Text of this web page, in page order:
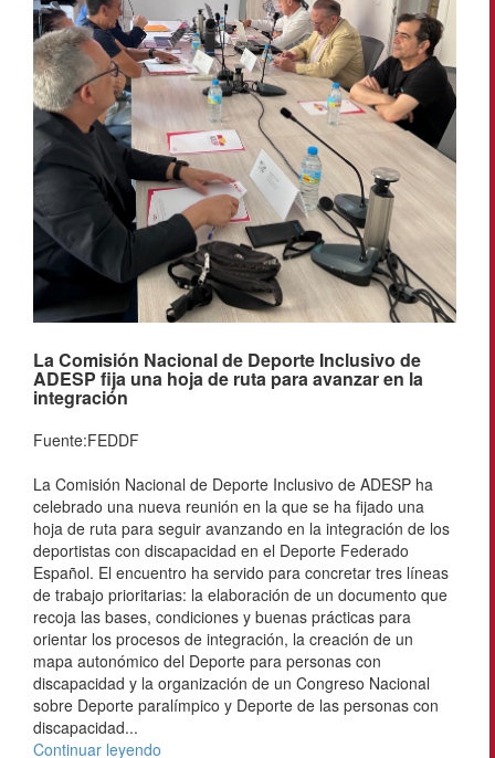
La Comisión Nacional de Deporte Inclusivo de
ADESP fija una hoja de ruta para avanzar en la
integración
Fuente:FEDDF
La Comisión Nacional de Deporte Inclusivo de ADESP ha
celebrado una nueva reunión en la que se ha fijado una
hoja de ruta para seguir avanzando en la integración de los
deportistas con discapacidad en el Deporte Federado
Español. El encuentro ha servido para concretar tres líneas
de trabajo prioritarias: la elaboración de un documento que
recoja las bases, condiciones y buenas prácticas para
orientar los procesos de integración, la creación de un
mapa autonómico del Deporte para personas con
discapacidad y la organización de un Congreso Nacional
sobre Deporte paralímpico y Deporte de las personas con
discapacidad...
Continuar leyendo